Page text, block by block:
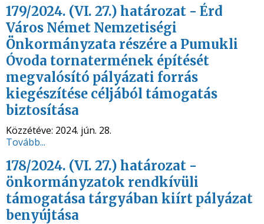
179/2024. (VI. 27.) határozat - Érd
Város Német Nemzetiségi
Önkormányzata részére a Pumukli
Óvoda tornatermének építését
megvalósító pályázati forrás
kiegészítése céljából támogatás
biztosítása
Közzétéve: 2024. jún. 28.
Tovább...
178/2024. (VI. 27.) határozat -
önkormányzatok rendkívüli
támogatása tárgyában kiírt pályázat
benyújtása